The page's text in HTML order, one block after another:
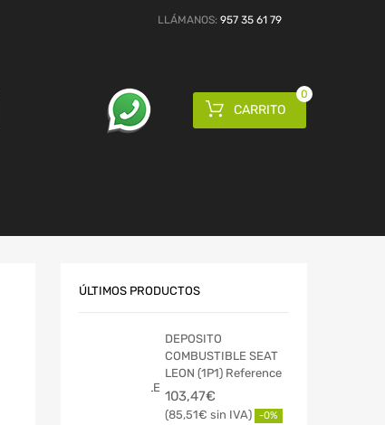
LLÁMANOS: 957 35 61 79
CARRITO
0
ÚLTIMOS PRODUCTOS
DEPOSITO
COMBUSTIBLE SEAT
LEON (1P1) Reference
103,47€
85,51€ -0%